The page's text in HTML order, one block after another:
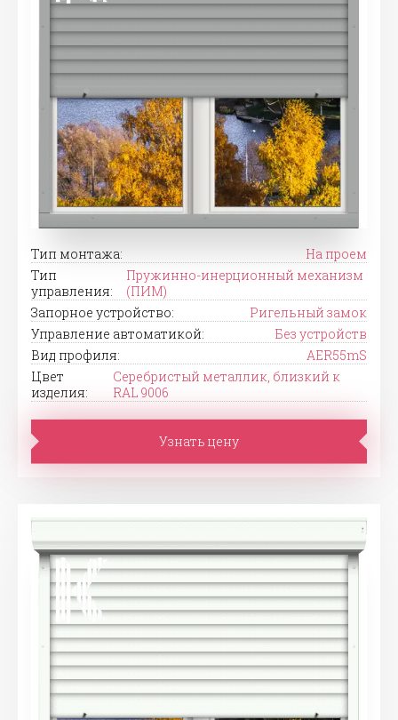
Тип монтажа:
На проем
Тип
управления:
Пружинно-инерционный механизм
(ПИМ)
Запорное устройство:
Ригельный замок
Управление автоматикой:
Без устройств
Вид профиля:
AER55mS
Цвет
изделия:
Серебристый металлик, близкий к
RAL 9006
Узнать цену